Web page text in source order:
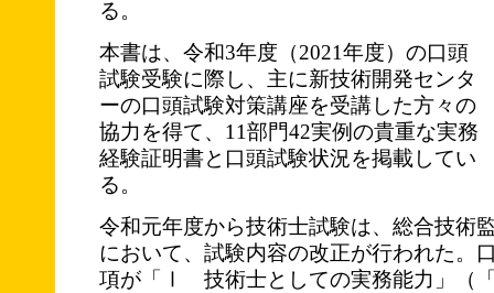
る。
本書は、令和3年度（2021年度）の口頭
試験受験に際し、主に新技術開発センタ
ーの口頭試験対策講座を受講した方々の
協力を得て、11部門42実例の貴重な実務
経験証明書と口頭試験状況を掲載してい
る。
令和元年度から技術士試験は、総合技術
において、試験内容の改正が行われた。
項が「Ⅰ 技術士としての実務能力」（